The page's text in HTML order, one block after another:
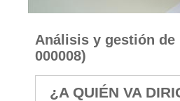
Análisis y gestión
000008)
¿A QUIÉN VA